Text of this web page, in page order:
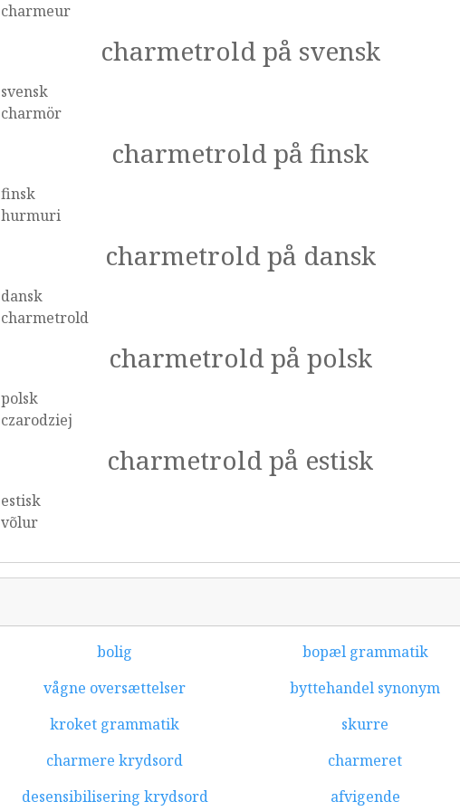
charmeur
charmetrold på svensk
svensk
charmör
charmetrold på finsk
finsk
hurmuri
charmetrold på dansk
dansk
charmetrold
charmetrold på polsk
polsk
czarodziej
charmetrold på estisk
estisk
võlur
bolig bopæl grammatik
vågne oversættelser byttehandel synonym
kroket grammatik skurre
charmere krydsord charmeret
desensibilisering krydsord afvigende